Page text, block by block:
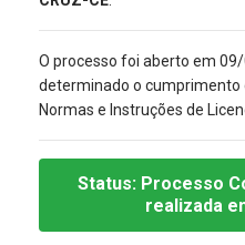
O processo foi aberto em
determinado o cumprimento
Normas e Instruções de
Status: Processo
realizada